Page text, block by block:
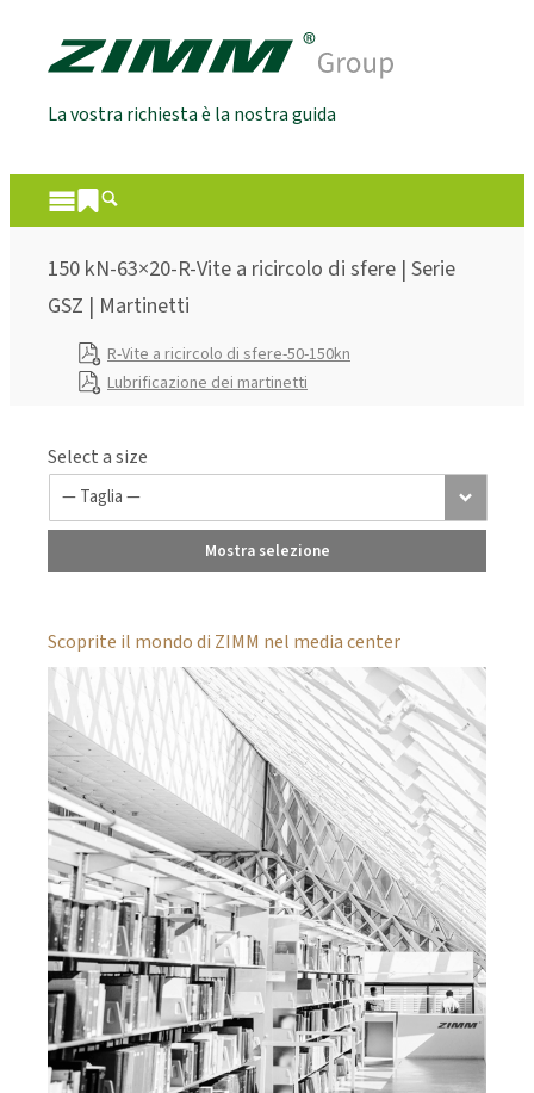
La vostra richiesta è la nostra guida
150 kN-63×20-R-Vite a ricircolo di sfere | Serie
GSZ | Martinetti
R-Vite a ricircolo di sfere-50-150kn
Lubrificazione dei martinetti
Select a size
Mostra selezione
Scoprite il mondo di ZIMM nel media center